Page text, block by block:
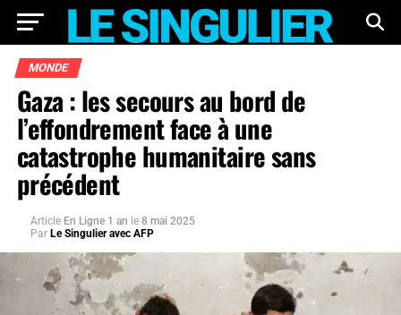
MONDE
Gaza : les secours au bord de
l’effondrement face à une
catastrophe humanitaire sans
précédent
Article En Ligne 1 an le 8 mai 2025
Par Le Singulier avec AFP